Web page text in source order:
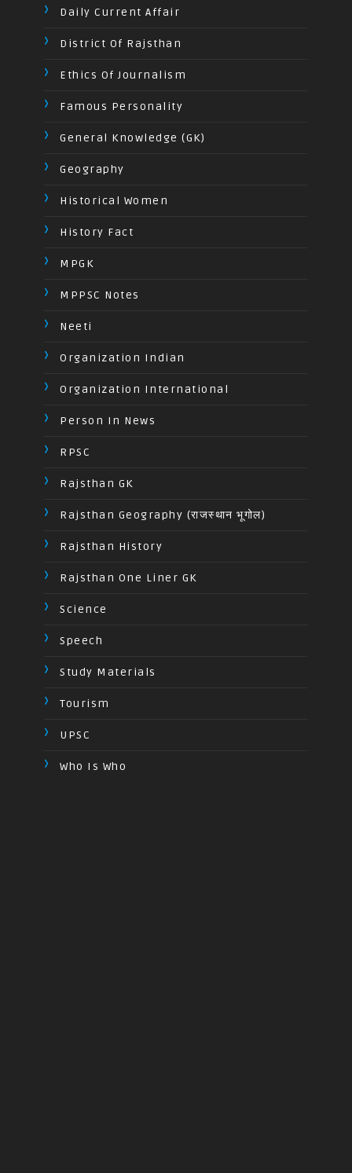
Daily Current Affair
District Of Rajsthan
Ethics Of Journalism
Famous Personality
General Knowledge (GK)
Geography
Historical Women
History Fact
MPGK
MPPSC Notes
Neeti
Organization Indian
Organization International
Person In News
RPSC
Rajsthan GK
Rajsthan Geography (राजस्थान भूगोल)
Rajsthan History
Rajsthan One Liner GK
Science
Speech
Study Materials
Tourism
UPSC
Who Is Who